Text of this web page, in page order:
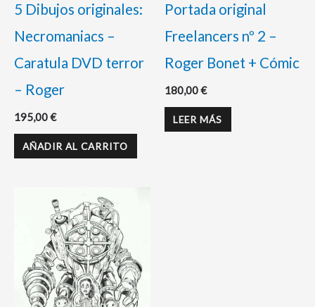
5 Dibujos originales:
Necromaniacs –
Caratula DVD terror
– Roger
195,00€
AÑADIR AL CARRITO
Portada original
Freelancers nº 2 –
Roger Bonet + Cómic
180,00€
LEER MÁS